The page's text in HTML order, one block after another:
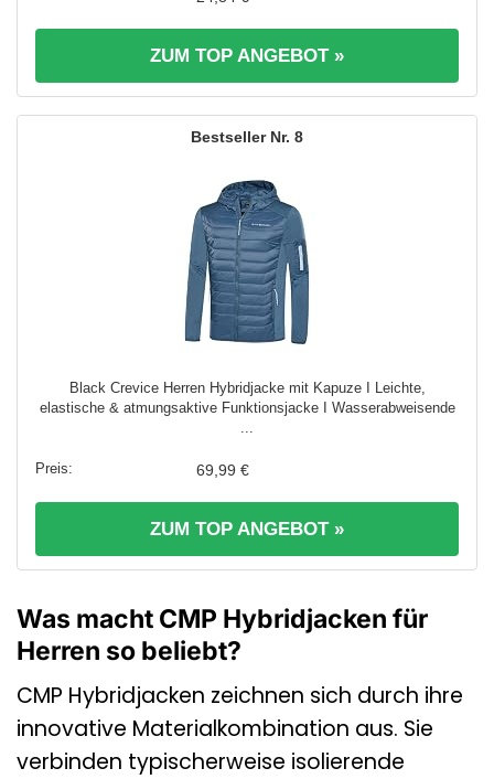
ZUM TOP ANGEBOT »
8
Black Crevice Herren Hybridjacke mit Kapuze I Leichte,
elastische & atmungsaktive Funktionsjacke I Wasserabweisende
69,99 €
ZUM TOP ANGEBOT »
Was macht CMP Hybridjacken für
Herren so beliebt?
CMP Hybridjacken zeichnen sich durch ihre
innovative Materialkombination aus. Sie
verbinden typischerweise isolierende